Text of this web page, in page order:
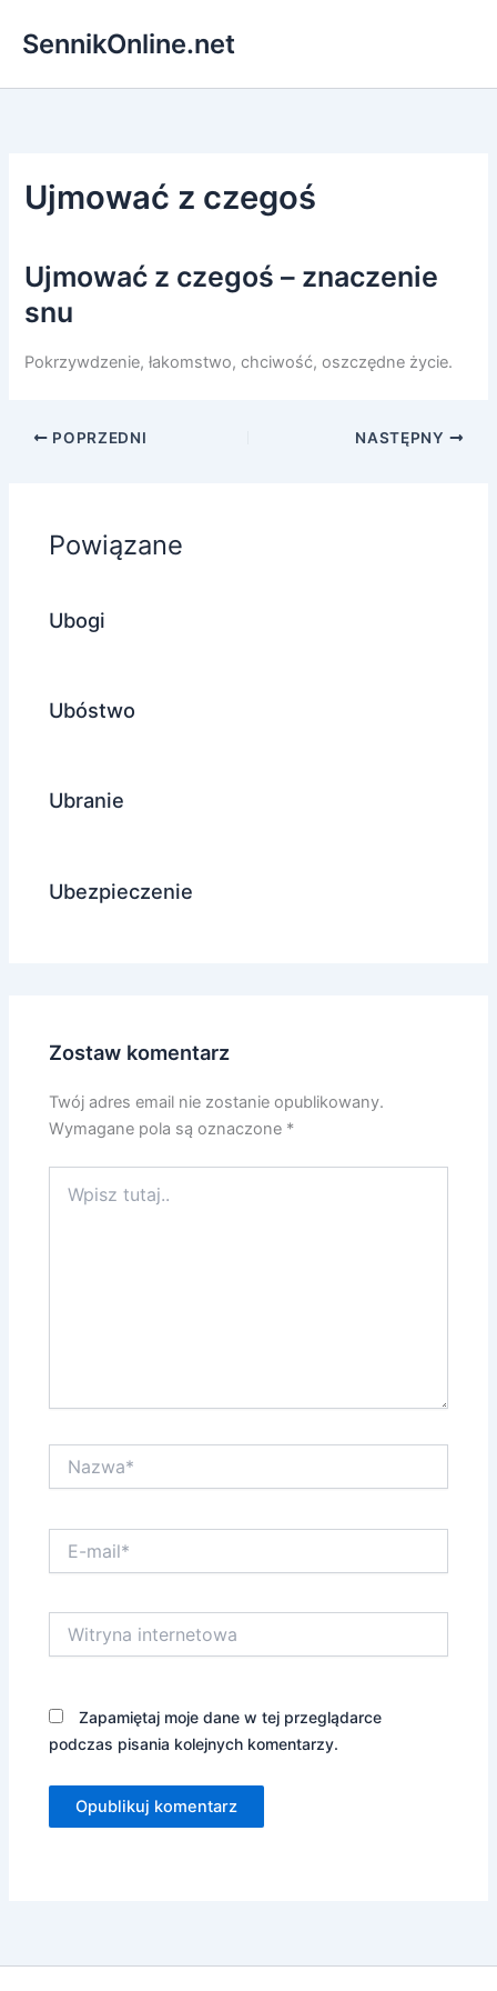
SennikOnline.net
Ujmować z czegoś
Ujmować z czegoś – znaczenie
snu
Pokrzywdzenie, łakomstwo, chciwość, oszczędne życie.
POPRZEDNI NASTĘPNY
Powiązane
Ubogi
Ubóstwo
Ubranie
Ubezpieczenie
Zostaw komentarz
Twój adres email nie zostanie opublikowany.
Wymagane pola są oznaczone *
tutaj..
mail*
internetowa
Zapamiętaj moje dane w tej przeglądarce
podczas pisania kolejnych komentarzy.